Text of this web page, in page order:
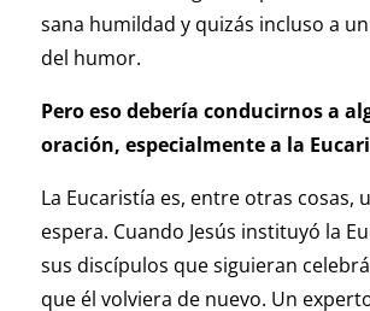
sana humildad y quizás incluso a
del humor.
Pero eso debería conducirnos a
oración, especialmente a la
La Eucaristía es, entre otras cosas,
espera. Cuando Jesús instituyó la
sus discípulos que siguieran
que él volviera de nuevo. Un